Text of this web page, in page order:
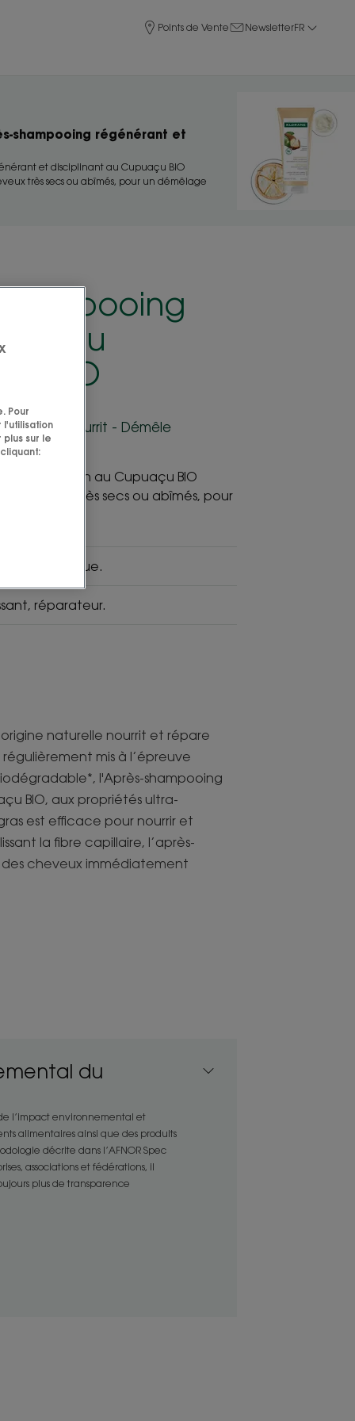
Points de Vente NewsletterFR
shampooing régénérant et
et disciplinant au Cupuaçu BIO
très secs ou abîmés, pour un démêlage
au
BIO
- Nourrit - Démêle
réparation au Cupuaçu BIO
cheveux très secs ou abîmés, pour
biologique.
réparateur.
naturelle nourrit et répare
régulièrement mis à l’épreuve
l'Après-shampooing
BIO, aux propriétés ultra-
est efficace pour nourrir et
la fibre capillaire, l’après-
cheveux immédiatement
des cheveux les plus secs.
fibre capillaire malmenée et
en douceur.
profondeur le cheveu asséché.
brèches présentes sur le cheveu,
du
l’impact environnemental et
alimentaires ainsi que des produits
décrite dans l’AFNOR Spec
associations et fédérations, il
plus de transparence
Pour
l'utilisation
sur le